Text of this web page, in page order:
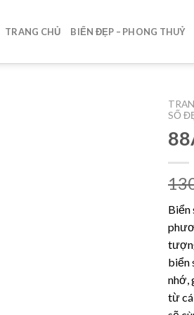
TRANG CHỦ BIỂN ĐẸP – PHONG THUỶ
SỐ
Biển
biển
nhớ,
từ